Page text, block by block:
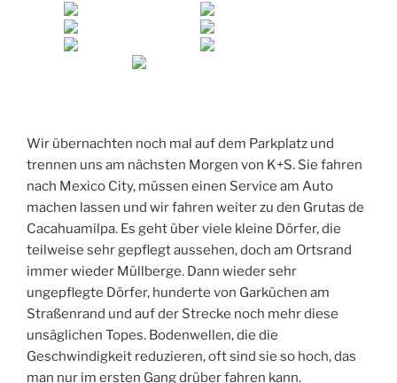
Wir übernachten noch mal auf dem Parkplatz und
trennen uns am nächsten Morgen von K+S. Sie fahren
nach Mexico City, müssen einen Service am Auto
machen lassen und wir fahren weiter zu den Grutas de
Cacahuamilpa. Es geht über viele kleine Dörfer, die
teilweise sehr gepflegt aussehen, doch am Ortsrand
immer wieder Müllberge. Dann wieder sehr
ungepflegte Dörfer, hunderte von Garküchen am
Straßenrand und auf der Strecke noch mehr diese
unsäglichen Topes. Bodenwellen, die die
Geschwindigkeit reduzieren, oft sind sie so hoch, das
man nur im ersten Gang drüber fahren kann.